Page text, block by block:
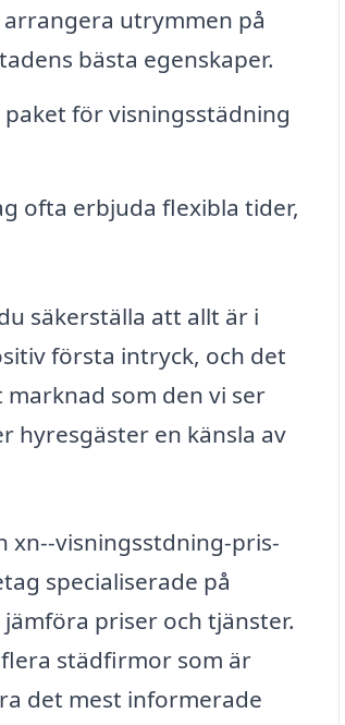
utrymmen på
bästa egenskaper.
för visningsstädning
ofta erbjuda flexibla tider,
säkerställa att allt är i
första intryck, och det
som den vi ser
hyresgäster en känsla av
xn--visningsstdning-pris-
specialiserade på
priser och tjänster.
städfirmor som är
det mest informerade